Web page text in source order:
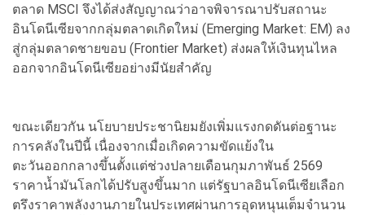
ตลาด MSCI จึงได้ส่งสัญญาณว่าอาจพิจารณาปรับสถานะ
อินโดนีเซียจากกลุ่มตลาดเกิดใหม่ (Emerging Market: EM) ลง
สู่กลุ่มตลาดชายขอบ (Frontier Market) ส่งผลให้เงินทุนไหล
ออกจากอินโดนีเซียอย่างมีนัยสำคัญ
ขณะเดียวกัน นโยบายประชานิยมยังเพิ่มแรงกดดันต่อฐานะ
การคลังในปีนี้ เนื่องจากเมื่อเกิดความขัดแย้งใน
ตะวันออกกลางขึ้นตั้งแต่ช่วงปลายเดือนกุมภาพันธ์ 2569
ราคาน้ำมันโลกได้ปรับสูงขึ้นมาก แต่รัฐบาลอินโดนีเซียเลือก
ตรึงราคาพลังงานภายในประเทศผ่านการอุดหนุนเต็มจำนวน